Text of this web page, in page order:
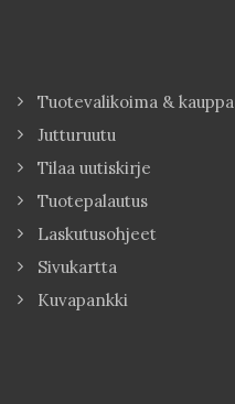
Tuotevalikoima & kauppa
Jutturuutu
Tilaa uutiskirje
Tuotepalautus
Laskutusohjeet
Sivukartta
Kuvapankki